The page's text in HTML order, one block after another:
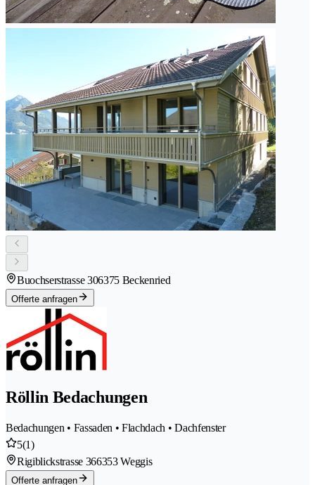
Buochserstrasse 306375 Beckenried
Offerte anfragen
Röllin Bedachungen
Bedachungen • Fassaden • Flachdach • Dachfenster
5(1)
Rigiblickstrasse 366353 Weggis
Offerte anfragen